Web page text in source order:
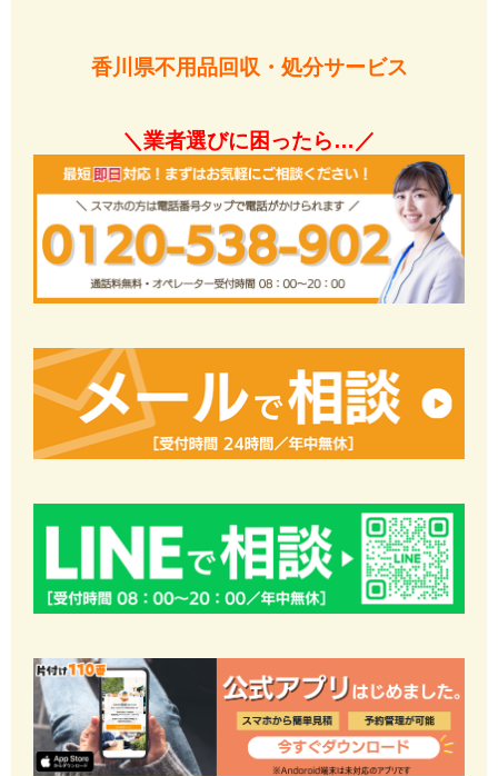
香川県不用品回収・処分サービス
＼業者選びに困ったら…／